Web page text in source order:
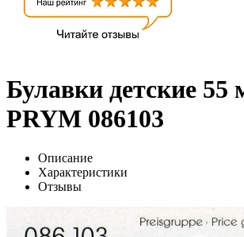
Булавки детские 55
PRYM 086103
Описание
Характеристики
Отзывы